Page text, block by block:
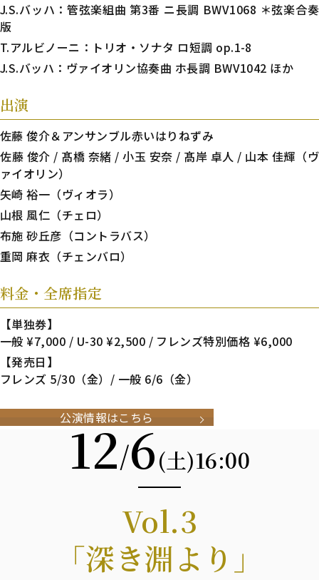
J.S.バッハ：管弦楽組曲 第3番 ニ長調 BWV1068 ＊弦楽合奏
版
T.アルビノーニ：トリオ・ソナタ ロ短調 op.1-8
J.S.バッハ：ヴァイオリン協奏曲 ホ長調 BWV1042 ほか
出演
佐藤 俊介＆アンサンブル赤いはりねずみ
佐藤 俊介 / 髙橋 奈緒 / 小玉 安奈 / 髙岸 卓人 / 山本 佳輝（ヴ
ァイオリン）
矢崎 裕一（ヴィオラ）
山根 風仁（チェロ）
布施 砂丘彦（コントラバス）
重岡 麻衣（チェンバロ）
料金・全席指定
【単独券】
一般 ¥7,000 / U-30 ¥2,500 / フレンズ特別価格 ¥6,000
【発売日】
フレンズ 5/30（金）/ 一般 6/6（金）
公演情報はこちら
12/6(土)16:00
Vol.3
「深き淵より」